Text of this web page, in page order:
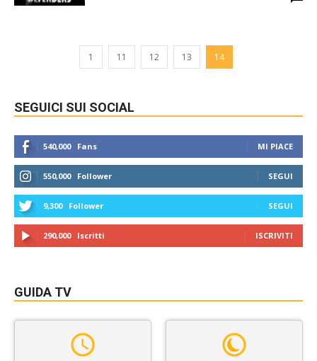
1 11 12 13 14
SEGUICI SUI SOCIAL
540,000 Fans MI PIACE
550,000 Follower SEGUI
9,300 Follower SEGUI
290,000 Iscritti ISCRIVITI
GUIDA TV